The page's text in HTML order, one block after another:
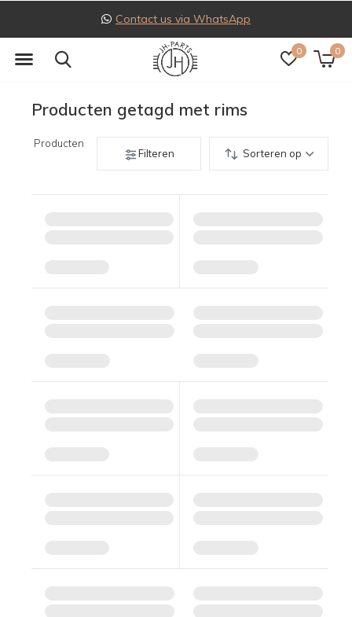
0 0
Producten getagd met rims
Producten
Filteren
Sorteren op